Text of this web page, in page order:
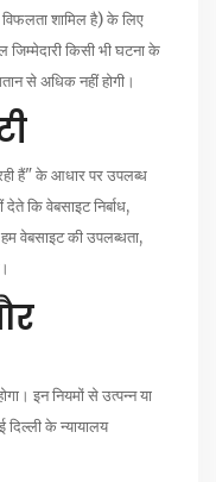
शामिल है) के लिए
जिम्मेदारी किसी भी घटना के
से अधिक नहीं होगी।
हैं" के आधार पर उपलब्ध
कि वेबसाइट निर्बाध,
हम वेबसाइट की उपलब्धता,
इन नियमों से उत्पन्न या
के न्यायालय